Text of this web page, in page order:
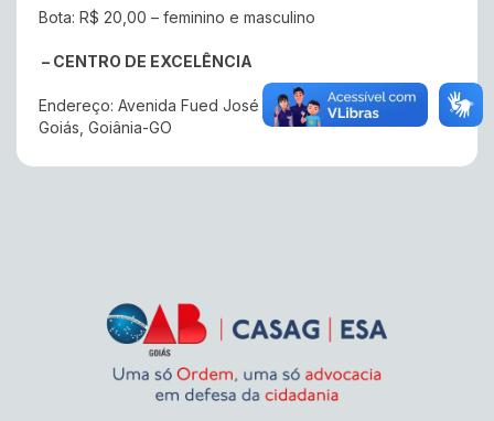
Bota: R$ 20,00 – feminino e masculino
– CENTRO DE EXCELÊNCIA
Endereço: Avenida Fued José Sebba, n° 1515, Jardim
Goiás, Goiânia-GO